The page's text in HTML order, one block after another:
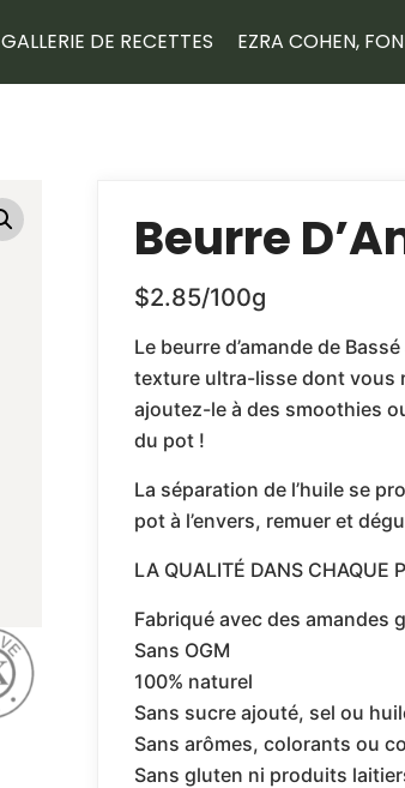
GALLERIE DE RECETTES EZRA COHEN,
Beurre
$2.85/100g
Le beurre d’amande de
texture ultra-lisse dont vous
ajoutez-le à des smoothies
du pot !
La séparation de l’huile se
pot à l’envers, remuer et
LA QUALITÉ DANS CHAQUE
Fabriqué avec des amandes
Sans OGM
100% naturel
Sans sucre ajouté, sel ou
Sans arômes, colorants ou
Sans gluten ni produits